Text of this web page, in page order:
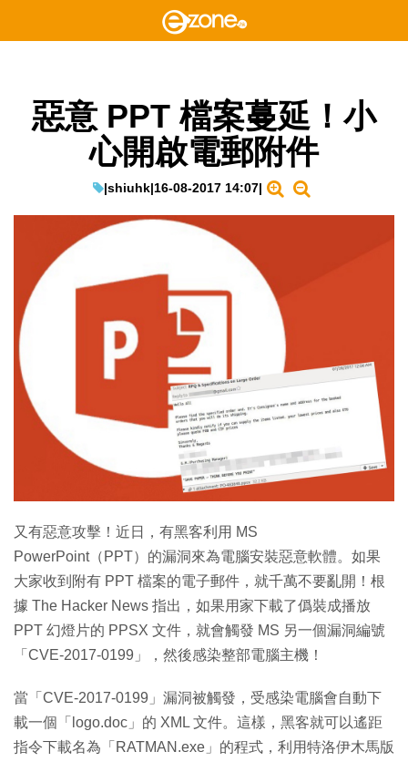
惡意 PPT 檔案蔓延！小
心開啟電郵附件
|shiuhk|16-08-2017 14:07|
又有惡意攻擊！近日，有黑客利用 MS
PowerPoint（PPT）的漏洞來為電腦安裝惡意軟體。如果
大家收到附有 PPT 檔案的電子郵件，就千萬不要亂開！根
據 The Hacker News 指出，如果用家下載了僞裝成播放
PPT 幻燈片的 PPSX 文件，就會觸發 MS 另一個漏洞編號
「CVE-2017-0199」，然後感染整部電腦主機！
當「CVE-2017-0199」漏洞被觸發，受感染電腦會自動下
載一個「logo.doc」的 XML 文件。這樣，黑客就可以遙距
指令下載名為「RATMAN.exe」的程式，利用特洛伊木馬版